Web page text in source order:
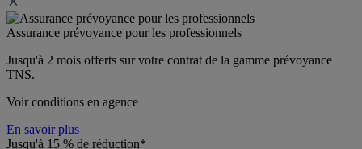
Assurance prévoyance pour les professionnels
Jusqu'à 2 mois offerts sur votre contrat de la gamme prévoyance
TNS.
Voir conditions en agence
En savoir plus
Jusqu'à 15 % de réduction*